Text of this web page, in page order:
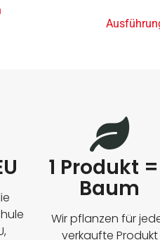
1 Produkt =
Baum
Wir pflanzen für
verkaufte Produkt